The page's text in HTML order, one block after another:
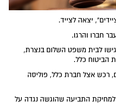
יצאה לצייד.
חברו והרגו.
הגישו לבית משפט השלום בנצרת,
הביטוח כלל.
רכש אצל חברת כלל, פוליסה
התביעה שהוגשה נגדה על